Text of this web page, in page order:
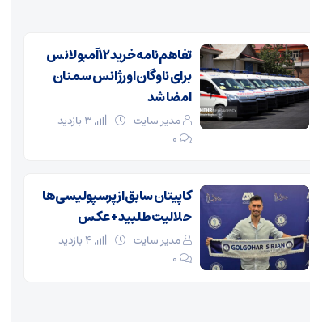
تفاهم‌نامه خرید ۱۲ آمبولانس
برای ناوگان اورژانس سمنان
امضا شد
مدیر سایت
3 بازدید
۰
کاپیتان سابق از پرسپولیسی‌ها
حلالیت طلبید + عکس
مدیر سایت
۰